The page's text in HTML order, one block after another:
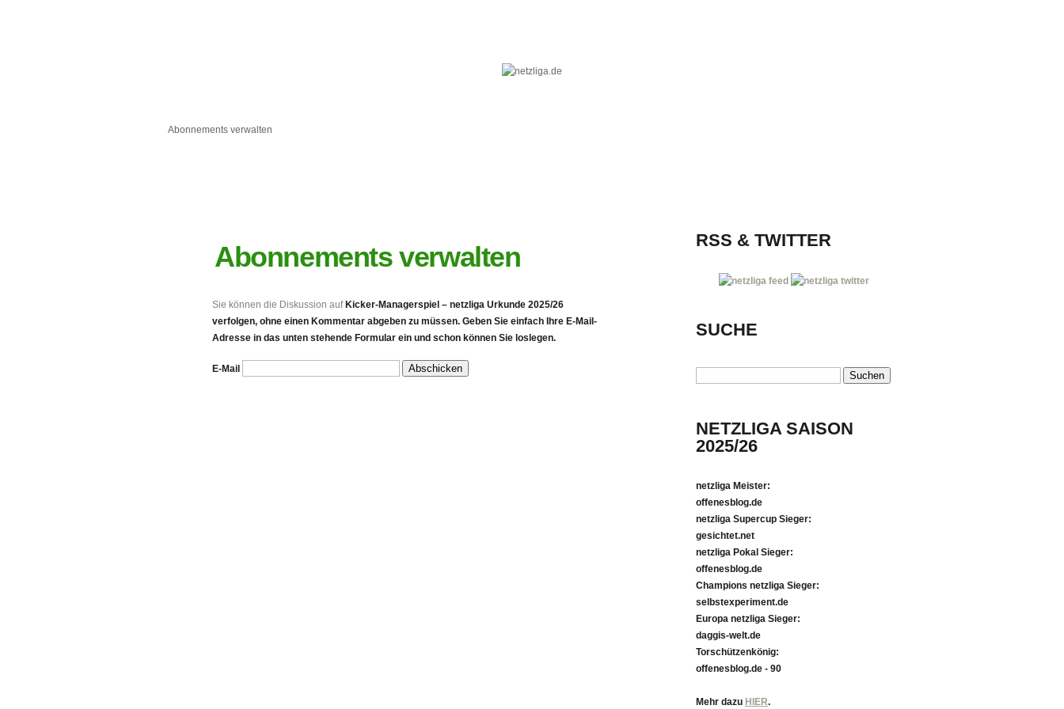
Abonnements verwalten
Abonnements verwalten
Sie können die Diskussion auf Kicker-Managerspiel – netzliga Urkunde 2025/26
verfolgen, ohne einen Kommentar abgeben zu müssen. Geben Sie einfach Ihre E-Mail-
Adresse in das unten stehende Formular ein und schon können Sie loslegen.
E-Mail
RSS & TWITTER
SUCHE
NETZLIGA SAISON
2025/26
netzliga Meister:
offenesblog.de
netzliga Supercup Sieger:
gesichtet.net
netzliga Pokal Sieger:
offenesblog.de
Champions netzliga Sieger:
selbstexperiment.de
Europa netzliga Sieger:
daggis-welt.de
Torschützenkönig:
offenesblog.de - 90
Mehr dazu HIER.